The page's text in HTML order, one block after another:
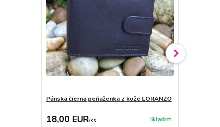
Pánska čierna peňaženka z kože LORANZO
18,00 EUR/ks Skladom